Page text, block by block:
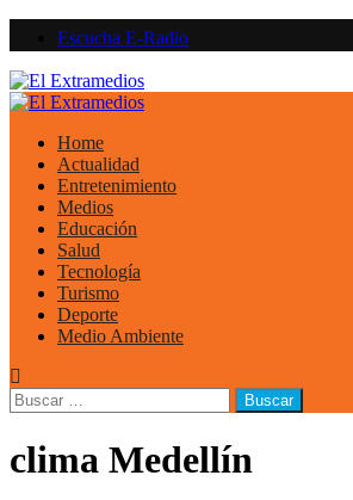
al
contenido
Escucha E-Radio
Primary
Home
Actualidad
Entretenimiento
Medios
Educación
Salud
Tecnología
Turismo
Deporte
Medio Ambiente
Buscar:
clima Medellín